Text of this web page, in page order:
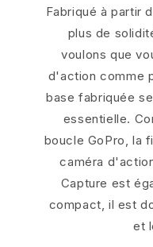
Fabriqué à partir
plus de
voulons que
d'action comme
base fabriquée
essentielle.
boucle GoPro, la
caméra
Capture est
compact, il est
et